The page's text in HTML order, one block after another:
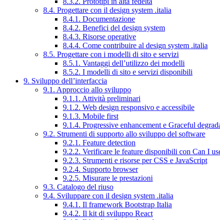
8.4. Progettare con il design system .italia
8.4.1. Documentazione
8.4.2. Benefici del design system
8.4.3. Risorse operative
8.4.4. Come contribuire al design system .italia
8.5. Progettare con i modelli di sito e servizi
8.5.1. Vantaggi dell’utilizzo dei modelli
8.5.2. I modelli di sito e servizi disponibili
9. Sviluppo dell’interfaccia
9.1. Approccio allo sviluppo
9.1.1. Attività preliminari
9.1.2. Web design responsivo e accessibile
9.1.3. Mobile first
9.1.4. Progressive enhancement e Graceful
9.2. Strumenti di supporto allo sviluppo del software
9.2.1. Feature detection
9.2.2. Verificare le feature disponibili con Can I
9.2.3. Strumenti e risorse per CSS e JavaScript
9.2.4. Supporto browser
9.2.5. Misurare le prestazioni
9.3. Catalogo del riuso
9.4. Sviluppare con il design system .italia
9.4.1. Il framework Bootstrap Italia
9.4.2. Il kit di sviluppo React